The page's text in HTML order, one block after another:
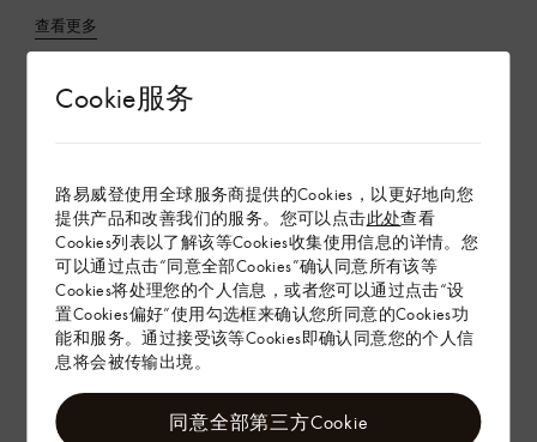
Cookie服务
路易威登使用全球服务商提供的Cookies，以更好地向您
提供产品和改善我们的服务。您可以点击此处查看
Cookies列表以了解该等Cookies收集使用信息的详情。您
可以通过点击“同意全部Cookies”确认同意所有该等
Cookies将处理您的个人信息，或者您可以通过点击“设
置Cookies偏好”使用勾选框来确认您所同意的Cookies功
能和服务。通过接受该等Cookies即确认同意您的个人信
息将会被传输出境。
同意全部第三方Cookie
查看更多
环保与可持续性
在专卖店内探索
配送 & 退货
赠礼